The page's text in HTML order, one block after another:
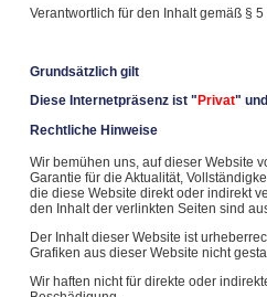
Verantwortlich für den Inhalt gemäß § 5
Grundsätzlich gilt
Diese Internetpräsenz ist " Privat"
Rechtliche Hinweise
Wir bemühen uns, auf dieser Website
Garantie für die Aktualität,
die diese Website direkt oder indirekt
den Inhalt der verlinkten Seiten sind
Der Inhalt dieser Website ist
Grafiken aus dieser Website nicht
Wir haften nicht für direkte oder